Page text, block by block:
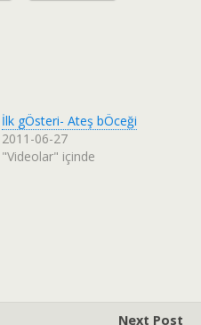
İlk gÖsteri- Ateş bÖceği
2011-06-27
"Videolar" içinde
Next Post